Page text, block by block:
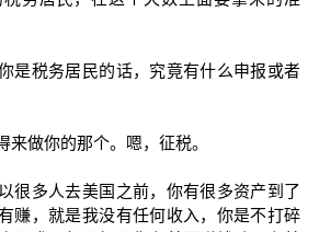
是税务居民的话，究竟有什么申报或者
来做你的那个。嗯，征税。
很多人去美国之前，你有很多资产到了
赚，就是我没有任何收入，你是不打碎